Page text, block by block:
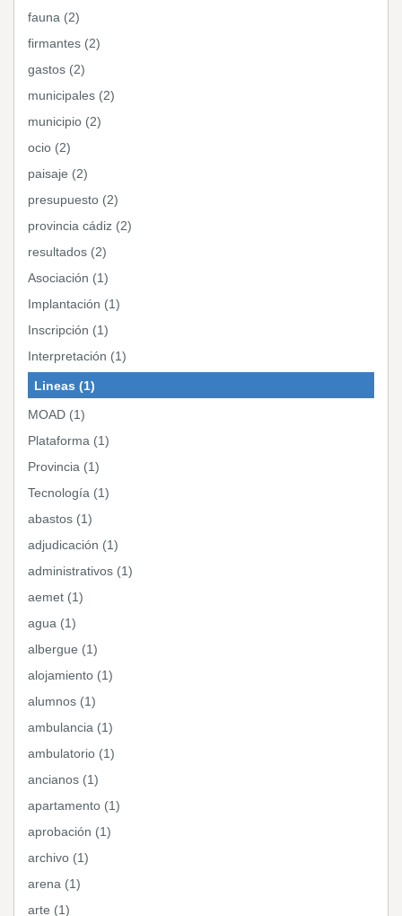
fauna (2)
firmantes (2)
gastos (2)
municipales (2)
municipio (2)
ocio (2)
paisaje (2)
presupuesto (2)
provincia cádiz (2)
resultados (2)
Asociación (1)
Implantación (1)
Inscripción (1)
Interpretación (1)
Lineas (1)
MOAD (1)
Plataforma (1)
Provincia (1)
Tecnología (1)
abastos (1)
adjudicación (1)
administrativos (1)
aemet (1)
agua (1)
albergue (1)
alojamiento (1)
alumnos (1)
ambulancia (1)
ambulatorio (1)
ancianos (1)
apartamento (1)
aprobación (1)
archivo (1)
arena (1)
arte (1)